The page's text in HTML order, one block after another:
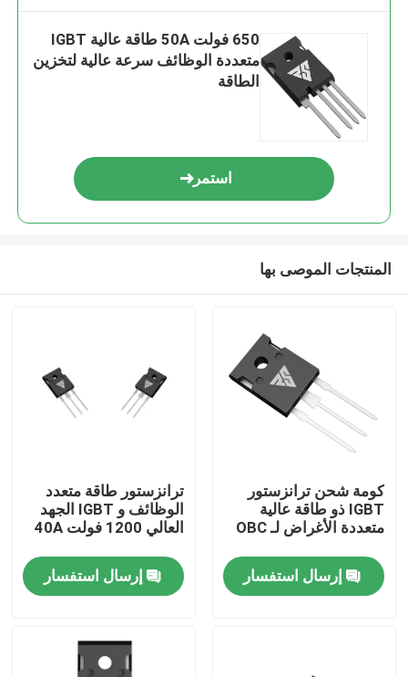
650 فولت 50A طاقة عالية IGBT
متعددة الوظائف سرعة عالية لتخزين
الطاقة
استمر
المنتجات الموصى بها
كومة شحن ترانزستور
IGBT ذو طاقة عالية
متعددة الأغراض لـ OBC
إرسال استفسار
ترانزستور طاقة متعدد
الوظائف و IGBT الجهد
العالي 1200 فولت 40A
إرسال استفسار